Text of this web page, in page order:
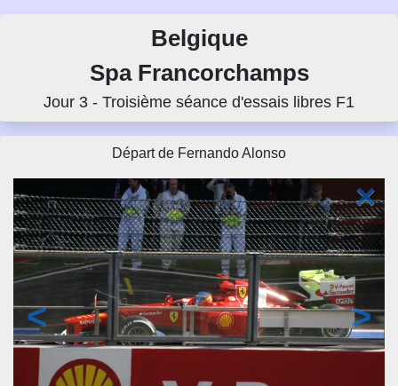
Belgique
Spa Francorchamps
Jour 3 - Troisième séance d'essais libres F1
Départ de Fernando Alonso
×
< >